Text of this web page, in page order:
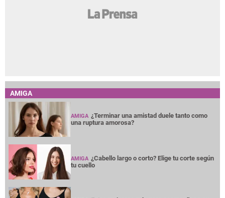
AMIGA
AMIGA ¿Terminar una amistad duele tanto como
una ruptura amorosa?
AMIGA ¿Cabello largo o corto? Elige tu corte según
tu cuello